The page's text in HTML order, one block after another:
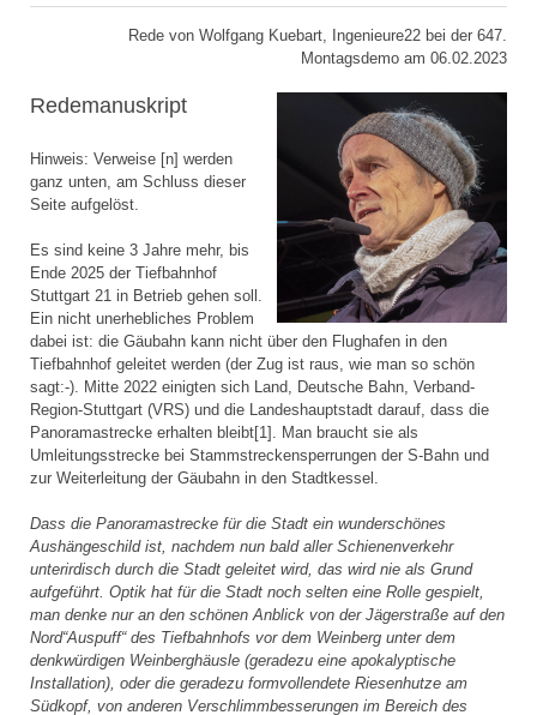
Rede von Wolfgang Kuebart, Ingenieure22 bei der 647.
Montagsdemo am 06.02.2023
Redemanuskript
Hinweis: Verweise [n] werden
ganz unten, am Schluss dieser
Seite aufgelöst.
Es sind keine 3 Jahre mehr, bis
Ende 2025 der Tiefbahnhof
Stuttgart 21 in Betrieb gehen soll.
Ein nicht unerhebliches Problem
dabei ist: die Gäubahn kann nicht über den Flughafen in den
Tiefbahnhof geleitet werden (der Zug ist raus, wie man so schön
sagt:-). Mitte 2022 einigten sich Land, Deutsche Bahn, Verband-
Region-Stuttgart (VRS) und die Landeshauptstadt darauf, dass die
Panoramastrecke erhalten bleibt[1]. Man braucht sie als
Umleitungsstrecke bei Stammstreckensperrungen der S-Bahn und
zur Weiterleitung der Gäubahn in den Stadtkessel.
Dass die Panoramastrecke für die Stadt ein wunderschönes
Aushängeschild ist, nachdem nun bald aller Schienenverkehr
unterirdisch durch die Stadt geleitet wird, das wird nie als Grund
aufgeführt. Optik hat für die Stadt noch selten eine Rolle gespielt,
man denke nur an den schönen Anblick von der Jägerstraße auf den
Nord“Auspuff“ des Tiefbahnhofs vor dem Weinberg unter dem
denkwürdigen Weinberghäusle (geradezu eine apokalyptische
Installation), oder die geradezu formvollendete Riesenhutze am
Südkopf, von anderen Verschlimmbesserungen im Bereich des